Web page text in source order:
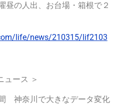
昼の人出、お台場・箱根で２
life/news/210315/lif2103
ュース ＞
神奈川で大きなデータ変化